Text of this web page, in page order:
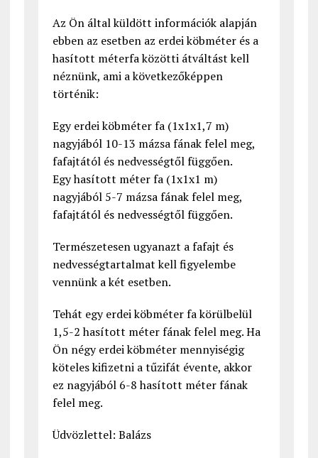
Az Ön által küldött információk alapján
ebben az esetben az erdei köbméter és a
hasított méterfa közötti átváltást kell
néznünk, ami a következőképpen
történik:
Egy erdei köbméter fa (1x1x1,7 m)
nagyjából 10-13 mázsa fának felel meg,
fafajtától és nedvességtől függően.
Egy hasított méter fa (1x1x1 m)
nagyjából 5-7 mázsa fának felel meg,
fafajtától és nedvességtől függően.
Természetesen ugyanazt a fafajt és
nedvességtartalmat kell figyelembe
vennünk a két esetben.
Tehát egy erdei köbméter fa körülbelül
1,5-2 hasított méter fának felel meg. Ha
Ön négy erdei köbméter mennyiségig
köteles kifizetni a tűzifát évente, akkor
ez nagyjából 6-8 hasított méter fának
felel meg.
Üdvözlettel: Balázs